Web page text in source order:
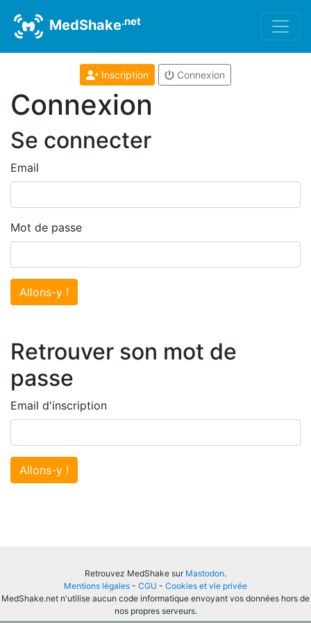
MedShake.net
Inscription Connexion
Connexion
Se connecter
Email
Mot de passe
Allons-y !
Retrouver son mot de
passe
Email d'inscription
Allons-y !
Retrouvez MedShake sur Mastodon.
Mentions légales - CGU - Cookies et vie privée
MedShake.net n'utilise aucun code informatique envoyant vos données hors de
nos propres serveurs.